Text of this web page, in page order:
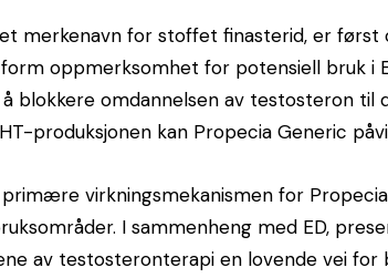
merkenavn for stoffet finasterid, er
oppmerksomhet for potensiell bruk i
blokkere omdannelsen av testosteron
produksjonen kan Propecia Generic
primære virkningsmekanismen for
I sammenheng med ED,
av testosteronterapi en lovende vei for